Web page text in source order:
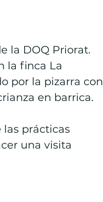
la DOQ Priorat.
la finca La
por la pizarra con
en barrica.
las prácticas
una visita